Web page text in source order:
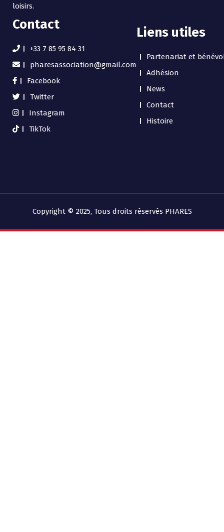
loisirs.
Contact
+33 7 85 95 84 31
pharesassociation@gmail.com
Facebook
Twitter
Instagram
TikTok
Liens utiles
Partenariat et
Adhésion
News
Contact
Histoire
Copyright © 2025, Tous droits réservés PHARES